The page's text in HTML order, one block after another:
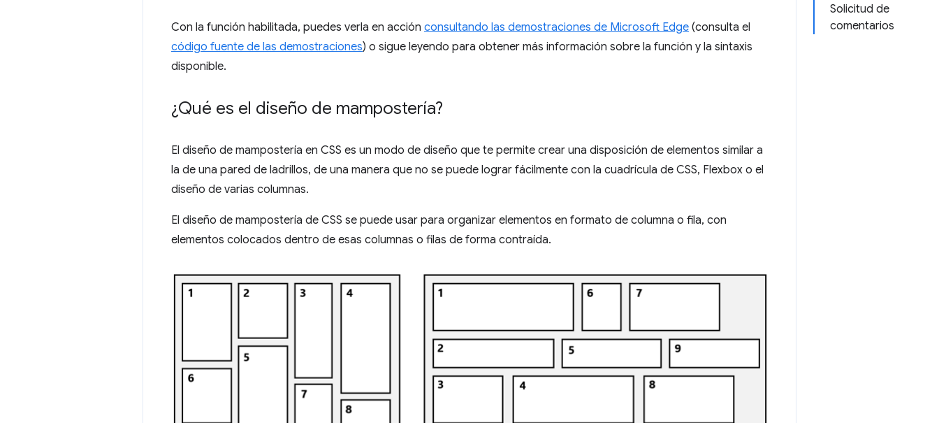
Solicitud de
comentarios
Con la función habilitada, puedes verla en acción consultando las demostraciones de Microsoft Edge (consulta el
código fuente de las demostraciones) o sigue leyendo para obtener más información sobre la función y la sintaxis
disponible.
¿Qué es el diseño de mampostería?
El diseño de mampostería en CSS es un modo de diseño que te permite crear una disposición de elementos similar a
la de una pared de ladrillos, de una manera que no se puede lograr fácilmente con la cuadrícula de CSS, Flexbox o el
diseño de varias columnas.
El diseño de mampostería de CSS se puede usar para organizar elementos en formato de columna o fila, con
elementos colocados dentro de esas columnas o filas de forma contraída.